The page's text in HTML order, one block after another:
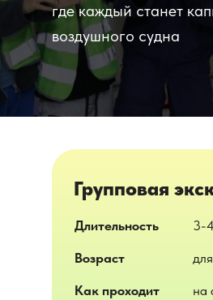
где каждый станет
воздушного судна
Групповая
Длительность
3-
Возраст
Как проходит
на